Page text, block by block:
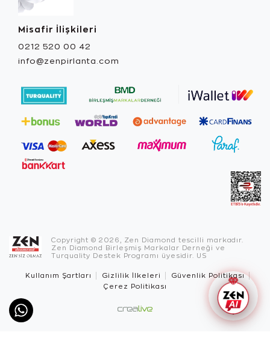
Misafir İlişkileri
0212 520 00 42
info@zenpirlanta.com
Copyright © 2026, Zen Diamond tescilli markadır.
Zen Diamond Birleşmiş Markalar Derneği ve
Turquality Destek Programı üyesidir. US
Kullanım Şartları Gizlilik İlkeleri
Güvenlik Politikası
Çerez Politikası